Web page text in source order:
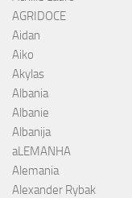
AGRIDOCE
Aidan
Aiko
Akylas
Albania
Albanie
Albanija
aLEMANHA
Alemania
Alexander Rybak